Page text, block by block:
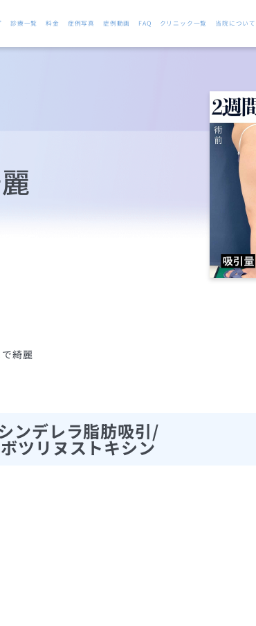
診療一覧 料金 症例写真 症例動画 FAQ クリニック一覧 当院について
綺麗
ンデレラ脂肪吸引/
ボツリヌストキシン